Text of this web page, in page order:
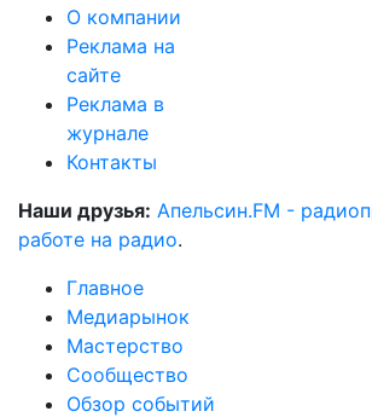
О компании
Реклама на
сайте
Реклама в
журнале
Контакты
Наши друзья: Апельсин.FM -
работе на радио.
Главное
Медиарынок
Мастерство
Сообщество
Обзор событий